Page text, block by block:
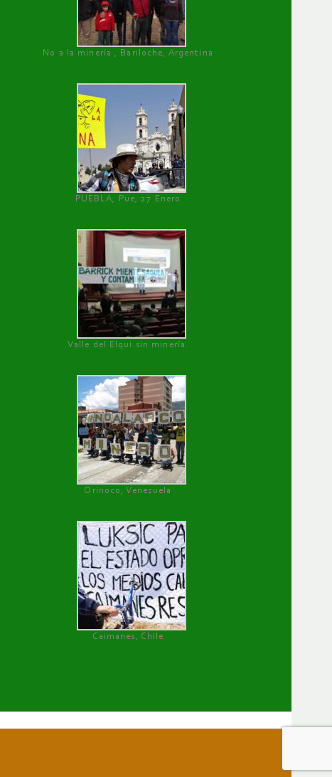
No a la minería , Bariloche, Argentina
PUEBLA, Pue, 27 Enero
Valle del Elqui sin minería.
Orinoco, Venezuela
Caimanes, Chile